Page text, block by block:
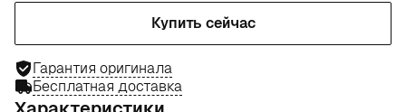
Купить сейчас
Гарантия оригинала
Бесплатная доставка